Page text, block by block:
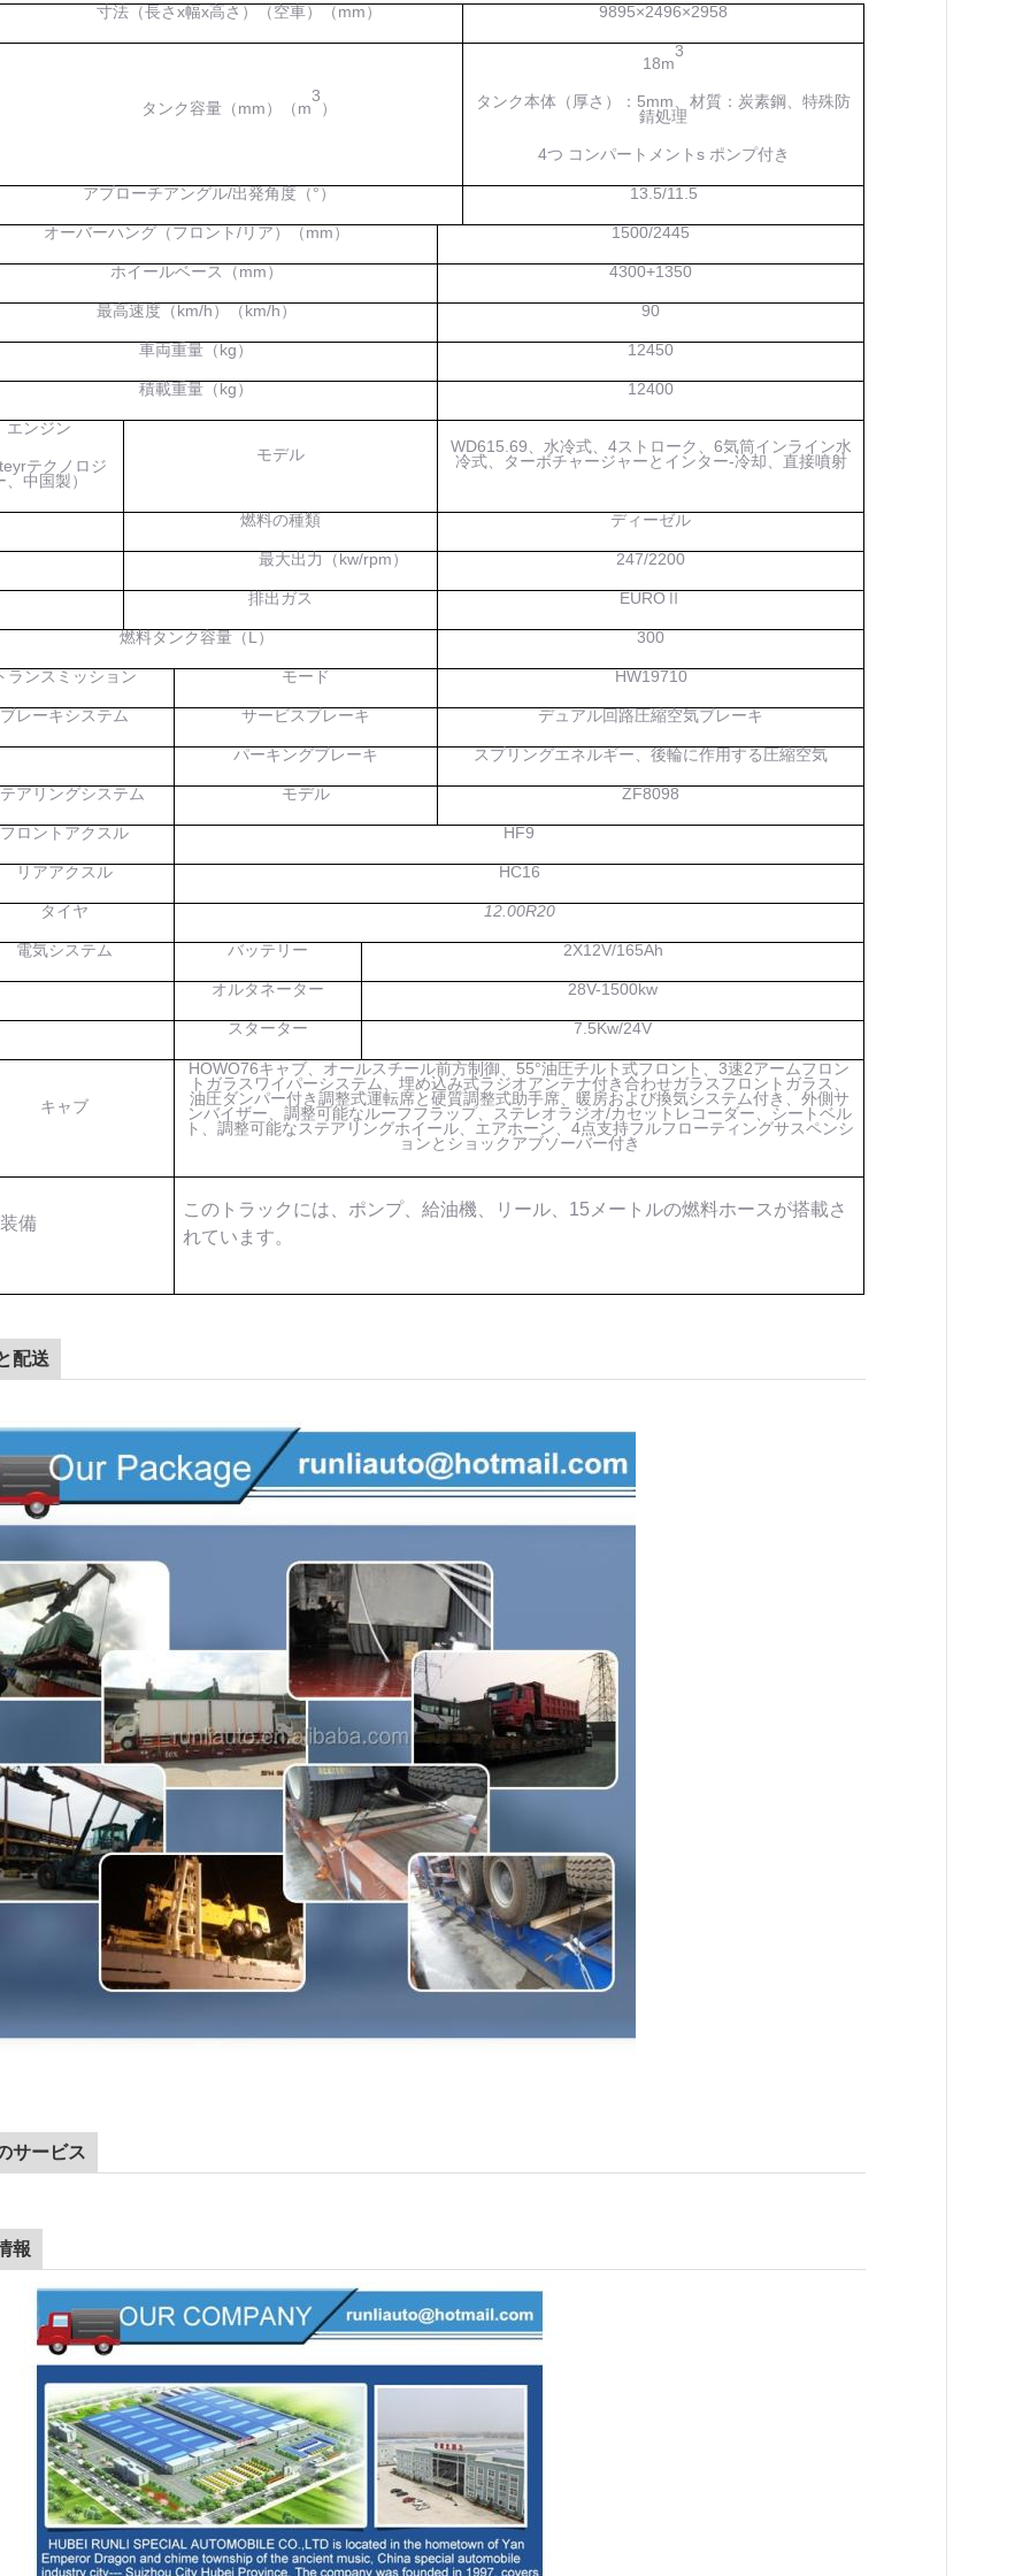
寸法（長さx幅x高さ）（空車）（mm） 9895×2496×2958
タンク容量（mm）（m
3
）
18m
3
タンク本体（厚さ）： 5mm、材質：炭素鋼、特殊防
錆処理
4つ コンパートメントsポンプ付き
アプローチアングル/出発角度（°） 13.5/11.5
オーバーハング（フロント/リア）（mm） 1500/2445
ホイールベース（mm） 4300+1350
最高速度（km/h） （km/h） 90
車両重量（kg） 12450
積載重量（kg） 12400
エンジン
テクノロジ
、中国製）
モデル WD615.69、 水冷式 、4ストローク 、6気筒インライン水
冷式
ターボチャージャーとインター-冷却、直接噴射
燃料の種類 ディーゼル
最大出力（kw/rpm） 247/2200
排出ガス EUROⅡ
燃料タンク容量（L ） 300
ランスミッション モード HW19710
ブレーキシステム サービスブレーキ デュアル回路圧縮空気ブレーキ
パーキングブレーキ スプリングエネルギー、後輪に作用する圧縮空気
アリングシステム モデル ZF8098
フロントアクスル HF9
リアアクスル HC16
タイヤ 12.00R20
電気システム バッテリー 2X12V/165Ah
オルタネーター 28V-1500kw
スターター 7.5Kw/24V
キャブ
HOWO76キャブ、オールスチール前方制御、55°油圧チルト式フロント、3速2アームフロン
トガラスワイパーシステム、埋め込み式ラジオアンテナ付き合わせガラスフロントガラス、
油圧ダンパー付き調整式運転席と硬質調整式助手席、暖房および換気システム付き、外側サ
ンバイザー、調整可能なルーフフラップ、ステレオラジオ/カセットレコーダー、シートベル
ト、調整可能なステアリングホイール、エアホーン、4点支持フルフローティングサスペンシ
ョンとショックアブソーバー付き
備
このトラックには、ポンプ、給油機、リール、15メートルの燃料ホースが搭載さ
れています。
配送
サービス
報